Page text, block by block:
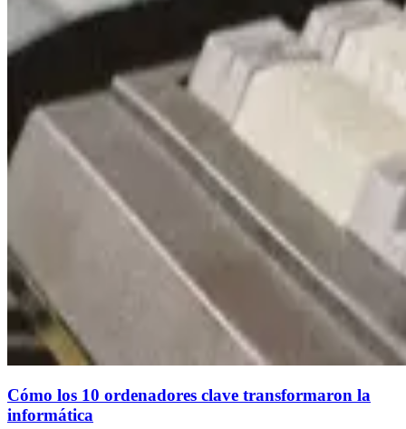
Cómo los 10 ordenadores clave transformaron la
informática